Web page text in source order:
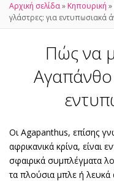
Αρχική σελίδα» Κηπουρική »
γλάστρες: για εντυπωσιακά
Πώς να
Αγαπάνθο
Οι Agapanthus, επίσης
αφρικανικά κρίνα, είναι
σφαιρικά συμπλέγματα
τα πλούσια μπλε ή λευκά